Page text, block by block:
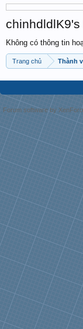
Không có thông tin
Trang chủ Thành
Forum software by